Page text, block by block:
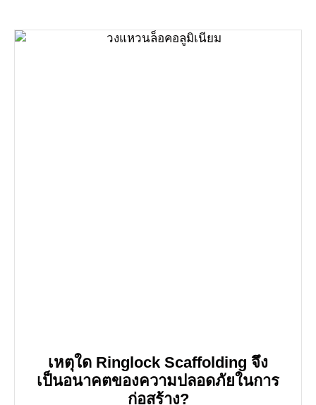
เหตุใด Ringlock Scaffolding จึง
เป็นอนาคตของความปลอดภัยในการ
ก่อสร้าง?